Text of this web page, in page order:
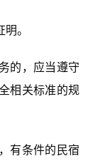
。
的，应当遵守
相关标准的规
有条件的民宿